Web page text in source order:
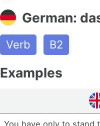
German:
Verb B2
Examples
You have only to stand